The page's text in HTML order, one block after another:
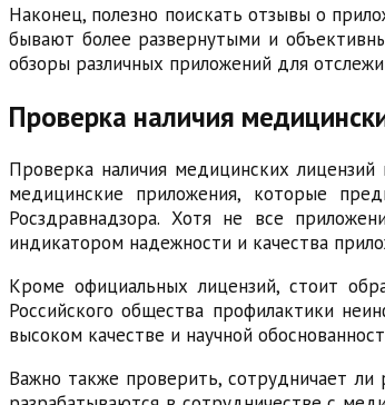
Наконец, полезно поискать отзывы о
бывают более развернутыми и
обзоры различных приложений для
Проверка наличия
Проверка наличия медицинских
медицинские приложения, которые
Росздравнадзора. Хотя не все
индикатором надежности и качества
Кроме официальных лицензий, стоит
Российского общества профилактики
высоком качестве и научной
Важно также проверить, сотрудничает